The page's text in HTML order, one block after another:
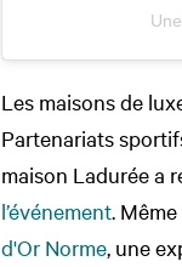
Les maisons de
Partenariats
maison Ladurée a
l’événement.
d'Or Norme, une